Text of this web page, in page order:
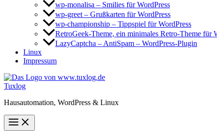
wp-monalisa – Smilies für WordPress
wp-greet – Grußkarten für WordPress
wp-championship – Tippspiel für WordPress
RetroGeek-Theme, ein minimales Retro-Theme für
LazyCaptcha – AntiSpam – WordPress-Plugin
Linux
Impressum
Tuxlog
Hausautomation, WordPress & Linux